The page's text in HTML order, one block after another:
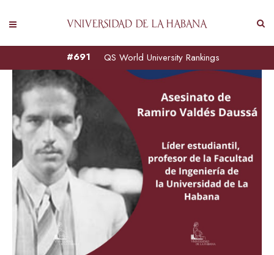
QS World University Rankings
#691